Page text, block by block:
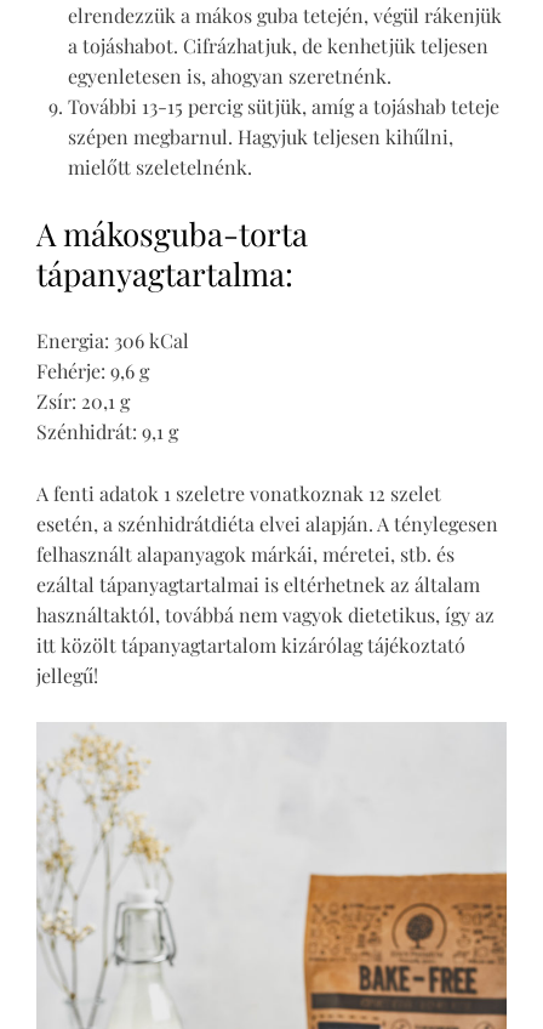
elrendezzük a mákos guba tetején, végül rákenjük
a tojáshabot. Cifrázhatjuk, de kenhetjük teljesen
egyenletesen is, ahogyan szeretnénk.
További 13-15 percig sütjük, amíg a tojáshab teteje
szépen megbarnul. Hagyjuk teljesen kihűlni,
mielőtt szeletelnénk.
A mákosguba-torta
tápanyagtartalma:
Energia: 306 kCal
Fehérje: 9,6 g
Zsír: 20,1 g
Szénhidrát: 9,1 g
A fenti adatok 1 szeletre vonatkoznak 12 szelet
esetén, a szénhidrátdiéta elvei alapján. A ténylegesen
felhasznált alapanyagok márkái, méretei, stb. és
ezáltal tápanyagtartalmai is eltérhetnek az általam
használtaktól, továbbá nem vagyok dietetikus, így az
itt közölt tápanyagtartalom kizárólag tájékoztató
jellegű!